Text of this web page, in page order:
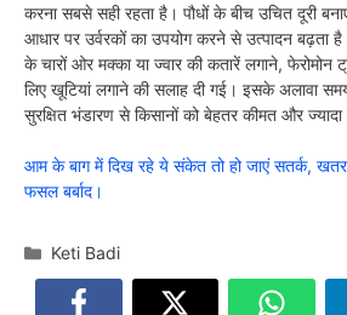
करना सबसे सही रहता है। पौधों के बीच उचित दूरी
आधार पर उर्वरकों का उपयोग करने से उत्पादन
के चारों ओर मक्का या ज्वार की कतारें लगाने, फेरोमोन
लिए खूटियां लगाने की सलाह दी गई। इसके अलावा
सुरक्षित भंडारण से किसानों को बेहतर कीमत और
आम के बाग में दिख रहे ये संकेत तो हो जाएं सतर्क,
फसल बर्बाद।
Categories
Keti Badi